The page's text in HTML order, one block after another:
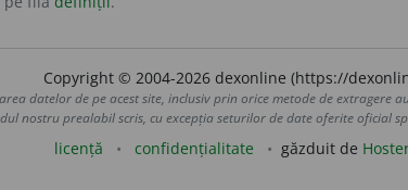
Copyright © 2004-2026 dexonline (https://
datelor de pe acest site, inclusiv prin orice metode de extragere
nostru prealabil scris, cu excepția seturilor de date oferite oficial
licență confidențialitate găzduit de